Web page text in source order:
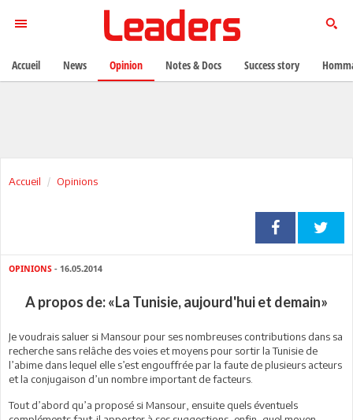
Accueil Opinions
OPINIONS - 16.05.2014
A propos de: «La Tunisie, aujourd'hui et demain»
Je voudrais saluer si Mansour pour ses nombreuses contributions dans sa
recherche sans relâche des voies et moyens pour sortir la Tunisie de
l’abime dans lequel elle s’est engouffrée par la faute de plusieurs acteurs
et la conjugaison d’un nombre important de facteurs.
Tout d’abord qu’a proposé si Mansour, ensuite quels éventuels
Accueil News Opinion Notes & Docs Success story